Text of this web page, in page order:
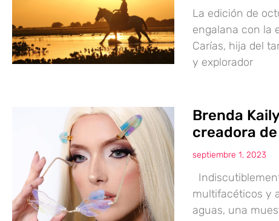
La edición de
engalana con la
Carías, hija del
y explorador
Brenda
creadora
septiembre 1, 2023
multifacéticos y
aguas, una